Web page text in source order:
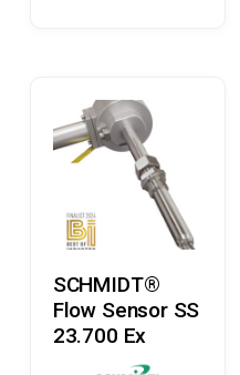
Læs Mere
SCHMIDT®
Flow Sensor SS
23.700 Ex